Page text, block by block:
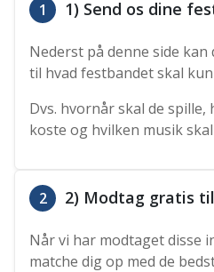
1 1) Send os dine
Nederst på denne side
til hvad festbandet skal
Dvs. hvornår skal de spille,
koste og hvilken musik
2 2) Modtag gratis
Når vi har modtaget disse
matche dig op med de